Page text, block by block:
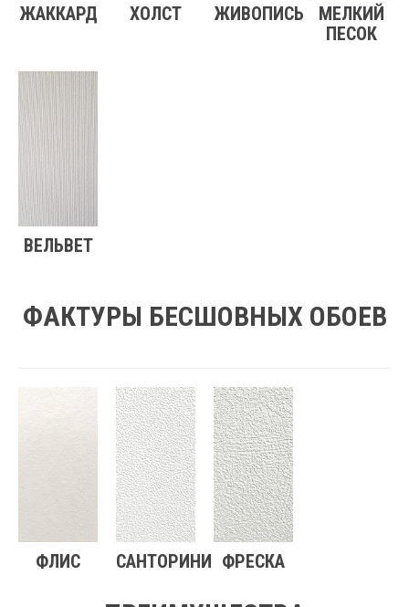
ЖАККАРД ХОЛСТ ЖИВОПИСЬ
МЕЛКИЙ
ПЕСОК
ВЕЛЬВЕТ
ФАКТУРЫ БЕСШОВНЫХ ОБОЕВ
ФЛИС САНТОРИНИ ФРЕСКА